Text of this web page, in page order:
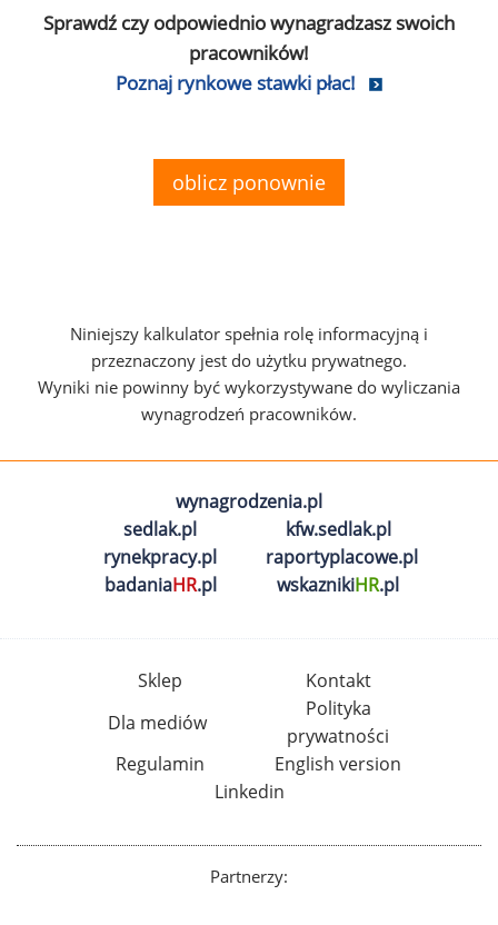
Sprawdź czy odpowiednio wynagradzasz swoich
pracowników!
Poznaj rynkowe stawki płac!
oblicz ponownie
Niniejszy kalkulator spełnia rolę informacyjną i
przeznaczony jest do użytku prywatnego.
Wyniki nie powinny być wykorzystywane do wyliczania
wynagrodzeń pracowników.
wynagrodzenia.pl
sedlak.pl
kfw.sedlak.pl
rynekpracy.pl
raportyplacowe.pl
badaniaHR.pl wskaznikiHR.pl
Sklep
Kontakt
Dla mediów
Polityka
prywatności
Regulamin
English version
Linkedin
Partnerzy: